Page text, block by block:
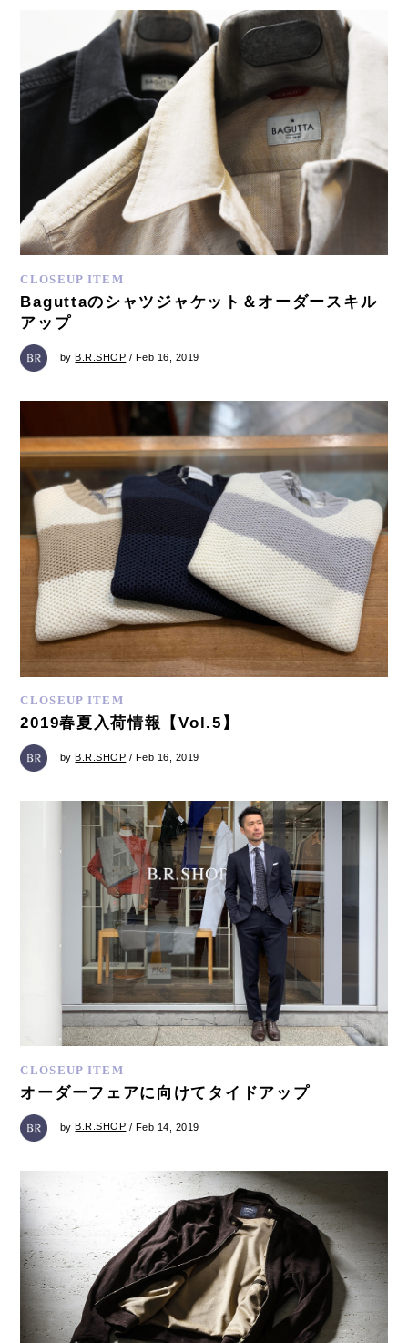
CLOSEUP ITEM
Baguttaのシャツジャケット＆オーダースキル
アップ
byB.R.SHOP / Feb 16, 2019
CLOSEUP ITEM
2019春夏入荷情報【Vol.5】
byB.R.SHOP / Feb 16, 2019
CLOSEUP ITEM
オーダーフェアに向けてタイドアップ
by B.R.SHOP / Feb 14, 2019